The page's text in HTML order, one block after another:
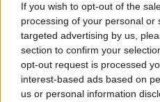
If you wish to opt-out of the
processing of your personal or
targeted advertising by us,
section to confirm your
opt-out request is processed
interest-based ads based on
us or personal information
Celníci odhalili gang
stovku ptáků
5.8.2026 20:13 ( ČTK